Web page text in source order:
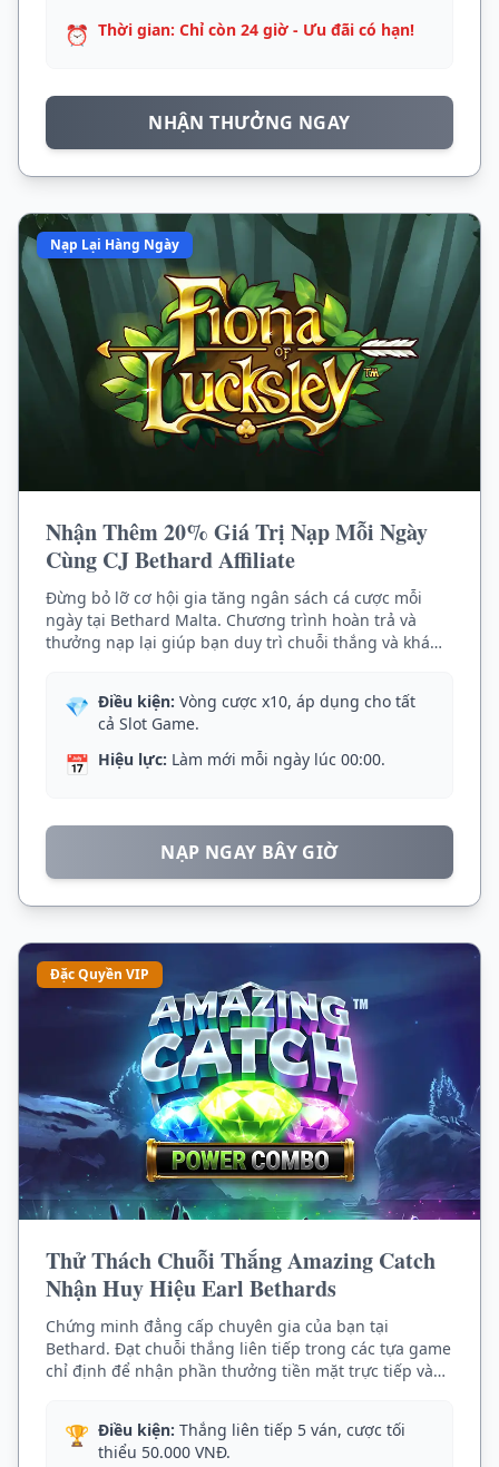
⏰ Thời gian: Chỉ còn 24 giờ - Ưu đãi có hạn!
NHẬN THƯỞNG NGAY
Nạp Lại Hàng Ngày
Nhận Thêm 20% Giá Trị Nạp Mỗi Ngày
Cùng CJ Bethard Affiliate
Đừng bỏ lỡ cơ hội gia tăng ngân sách cá cược mỗi
ngày tại Bethard Malta. Chương trình hoàn trả và
thưởng nạp lại giúp bạn duy trì chuỗi thắng và khám
💎 Điều kiện: Vòng cược x10, áp dụng cho tất
cả Slot Game.
📅 Hiệu lực: Làm mới mỗi ngày lúc 00:00.
NẠP NGAY BÂY GIỜ
Đặc Quyền VIP
Thử Thách Chuỗi Thắng Amazing Catch
Nhận Huy Hiệu Earl Bethards
Chứng minh đẳng cấp chuyên gia của bạn tại
Bethard. Đạt chuỗi thắng liên tiếp trong các tựa game
chỉ định để nhận phần thưởng tiền mặt trực tiếp và
🏆 Điều kiện: Thắng liên tiếp 5 ván, cược tối
thiểu 50.000 VNĐ.